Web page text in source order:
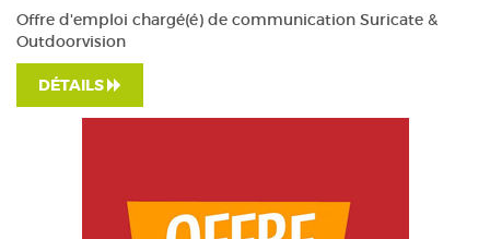
Offre d'emploi chargé(é) de communication Suricate &
Outdoorvision
DÉTAILS